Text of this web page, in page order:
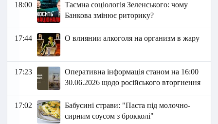
18:00
Таємна соціологія Зеленського: чому
Банкова змінює риторику?
17:44 О влиянии алкоголя на организм в жару
17:23
Оперативна інформація станом на 16:00
30.06.2026 щодо російського вторгнення
17:02
Бабусині страви: "Паста під молочно-
сирним соусом з брокколі"